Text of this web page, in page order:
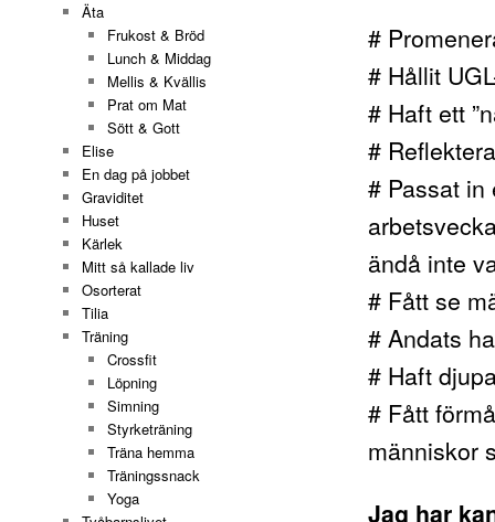
#
# Hållit
# Haft ett
#
# Passat
ändå inte
# Fått se
# Andats
# Haft
# Fått
människor
Jag har
Äta
Frukost & Bröd
Lunch & Middag
Mellis & Kvällis
Prat om Mat
Sött & Gott
Elise
En dag på jobbet
Graviditet
Huset
Kärlek
Mitt så kallade liv
Osorterat
Tilia
Träning
Crossfit
Löpning
Simning
Styrketräning
Träna hemma
Träningssnack
Yoga